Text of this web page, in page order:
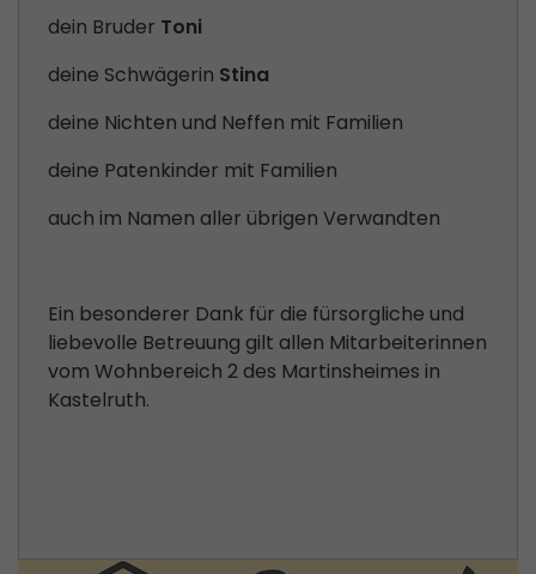
dein Bruder Toni
deine Schwägerin Stina
deine Nichten und Neffen mit Familien
deine Patenkinder mit Familien
auch im Namen aller übrigen Verwandten
Ein besonderer Dank für die fürsorgliche und
liebevolle Betreuung gilt allen Mitarbeiterinnen
vom Wohnbereich 2 des Martinsheimes in
Kastelruth.